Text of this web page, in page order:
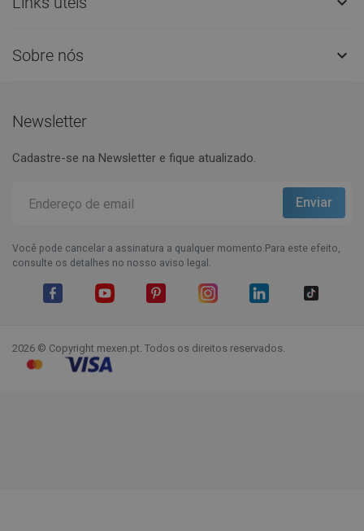
Sobre nós 
Newsletter
Cadastre-se na Newsletter e fique atualizado.
Você pode cancelar a assinatura a qualquer momento.Para este efeito,
consulte os detalhes no nosso aviso legal.
2026 © Copyright mexen.pt. Todos os direitos reservados.